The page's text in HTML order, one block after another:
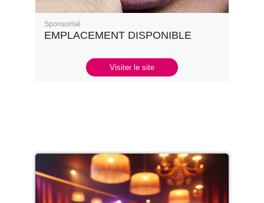
Sponsorisé
EMPLACEMENT DISPONIBLE
Visiter le site